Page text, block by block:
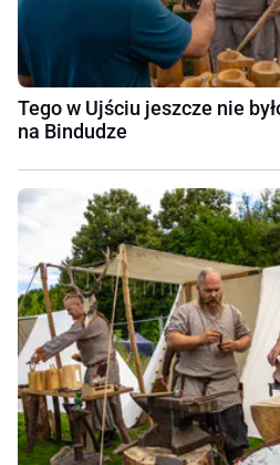
Tego w Ujściu jeszcze nie
na Bindudze